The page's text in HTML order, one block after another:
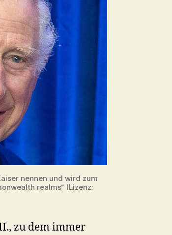
nennen und wird zum
realms“ (Lizenz:
zu dem immer